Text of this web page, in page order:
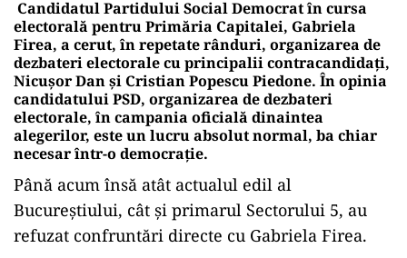
Candidatul Partidului Social Democrat în cursa
electorală pentru Primăria Capitalei, Gabriela
Firea, a cerut, în repetate rânduri, organizarea de
dezbateri electorale cu principalii contracandidați,
Nicușor Dan și Cristian Popescu Piedone. În opinia
candidatului PSD, organizarea de dezbateri
electorale, în campania oficială dinaintea
alegerilor, este un lucru absolut normal, ba chiar
necesar într-o democrație.
Până acum însă atât actualul edil al
Bucureștiului, cât și primarul Sectorului 5, au
refuzat confruntări directe cu Gabriela Firea.